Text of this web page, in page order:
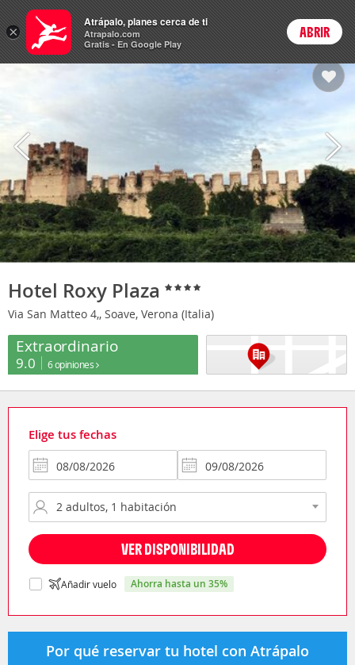
Hoteles Login
Hotel Roxy Plaza
Via San Matteo 4,, Soave, Verona (Italia)
Extraordinario
9.0 6 opiniones
Elige tus fechas
VER DISPONIBILIDAD
Añadir vuelo ahorra hasta un 35%
Por qué reservar tu hotel con Atrápalo
×
Atrápalo, planes cerca de ti
Atrapalo.com
Gratis - En Google Play
ABRIR